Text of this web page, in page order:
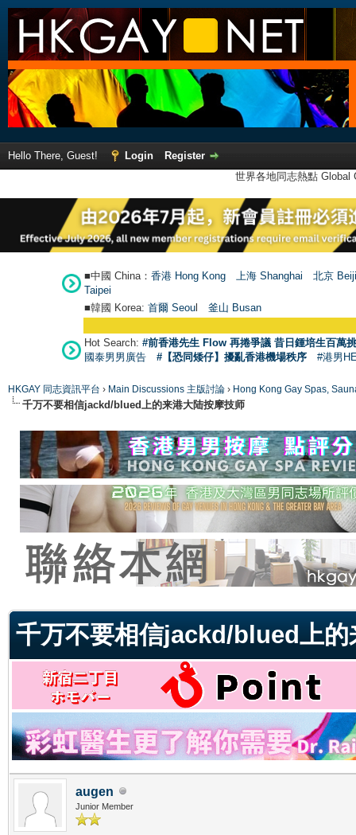
Hello There, Guest! Login
Register
世界各地同志熱點
■中國 China： 香港 Hong Kong 上海 Shanghai
北京
Taipei
■韓國 Korea: 首爾 Seoul 釜山 Busan
Hot Search: #前香港先生 Flow 再捲爭議 昔日鍾培生百萬
國泰男男廣告
#【恐同矮仔】擾亂香港機場秩序 #港男
HKGAY 同志資訊平台 › Main Discussions 主版討論 › Hong Kong Gay Spas,
千万不要相信jackd/blued上的来港大陆按摩技师
千万不要相信jackd/blued上的
augen
Junior Member